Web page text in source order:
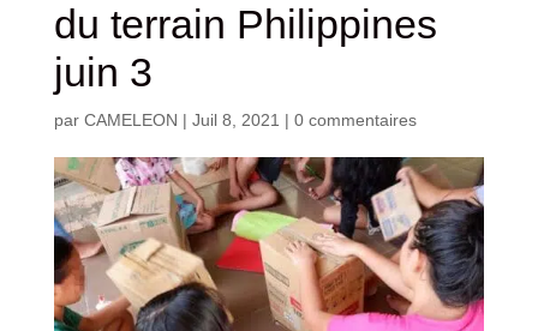
du terrain Philippines
juin 3
par CAMELEON | Juil 8, 2021 | 0 commentaires